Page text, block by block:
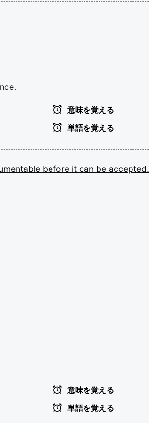
意味を覚える
単語を覚える
before it can be accepted.
意味を覚える
単語を覚える